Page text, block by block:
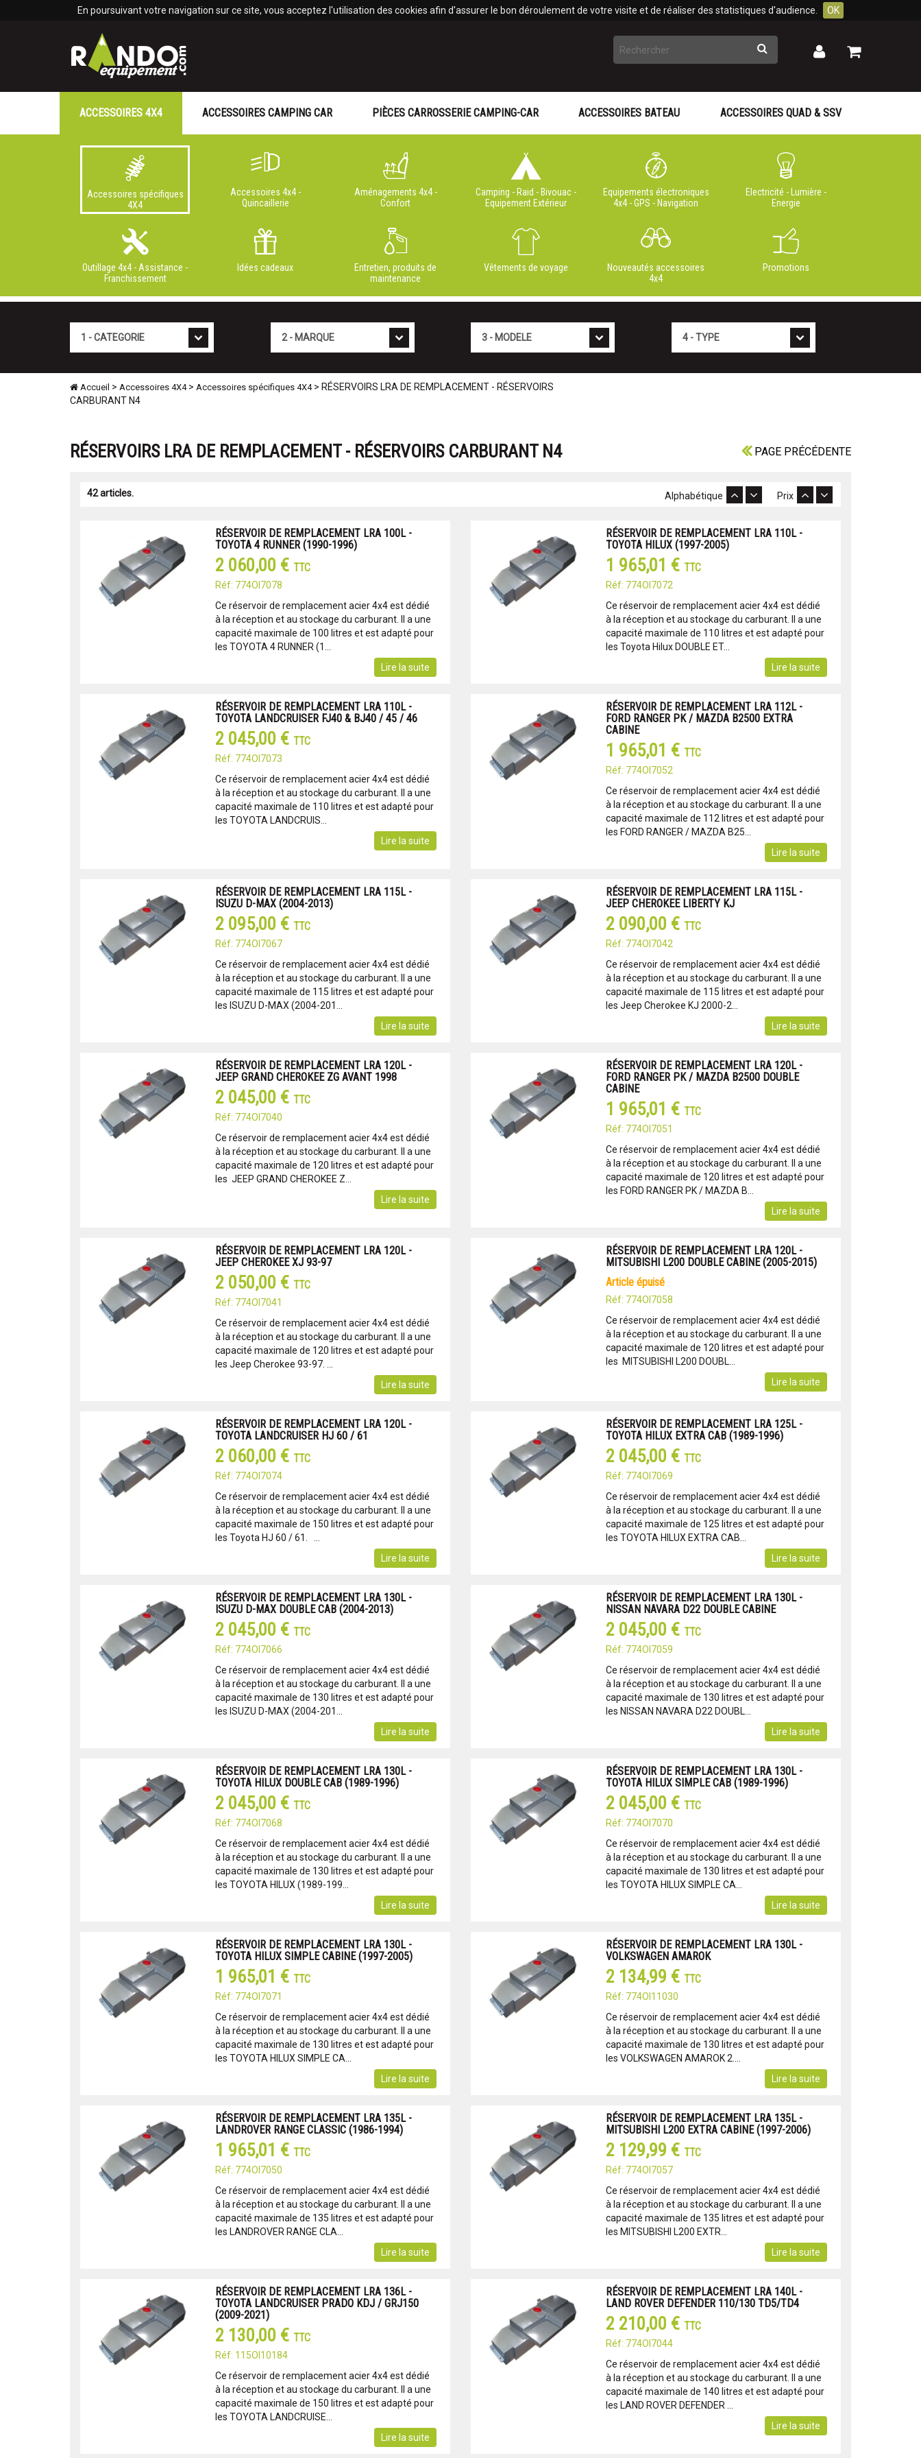
En poursuivant votre navigation sur ce site, vous acceptez l'utilisation des cookies afin d'assurer le bon déroulement de votre visite et de réaliser des statistiques d'audience. OK
Rechercher Mon
Mon
ACCESSOIRES 4X4
Accessoires spécifiques
4X4
Accessoires 4x4 -
Quincaillerie
Aménagements 4x4 -
Confort
Camping - Raid - Bivouac -
Equipement Extérieur
Equipements électroniques
4x4 - GPS - Navigation
Electricité - Lumière -
Energie
Outillage 4x4 - Assistance -
Franchissement
Idées cadeaux
Entretien, produits de
maintenance
Vêtements de voyage
Nouveautés accessoires
4x4
Promotions
ACCESSOIRES CAMPING CAR PIÈCES CARROSSERIE CAMPING-CAR ACCESSOIRES BATEAU ACCESSOIRES QUAD & SSV
Accueil > Accessoires 4X4> Accessoires spécifiques 4X4> RÉSERVOIRS LRA DE REMPLACEMENT - RÉSERVOIRS
CARBURANT N4
PAGE PRÉCÉDENTE
RÉSERVOIRS LRA DE REMPLACEMENT - RÉSERVOIRS CARBURANT N4
42 articles. Prix
Alphabétique
RÉSERVOIR DE REMPLACEMENT LRA 100L -
TOYOTA 4 RUNNER (1990-1996)
2 060,00 € TTC
Réf: 774OI7078
Ce réservoir de remplacement acier 4x4 est dédié
à la réception et au stockage du carburant. Il a une
capacité maximale de 100 litres et est adapté pour
les TOYOTA 4 RUNNER (1...
Lire la suite
RÉSERVOIR DE REMPLACEMENT LRA 110L -
TOYOTA HILUX (1997-2005)
1 965,01 € TTC
Réf: 774OI7072
Ce réservoir de remplacement acier 4x4 est dédié
à la réception et au stockage du carburant. Il a une
capacité maximale de 110 litres et est adapté pour
les Toyota Hilux DOUBLE ET...
Lire la suite
RÉSERVOIR DE REMPLACEMENT LRA 110L -
TOYOTA LANDCRUISER FJ40 & BJ40 / 45 / 46
2 045,00 € TTC
Réf: 774OI7073
Ce réservoir de remplacement acier 4x4 est dédié
à la réception et au stockage du carburant. Il a une
capacité maximale de 110 litres et est adapté pour
les TOYOTA LANDCRUIS...
Lire la suite
RÉSERVOIR DE REMPLACEMENT LRA 112L -
FORD RANGER PK / MAZDA B2500 EXTRA
CABINE
1 965,01 € TTC
Réf: 774OI7052
Ce réservoir de remplacement acier 4x4 est dédié
à la réception et au stockage du carburant. Il a une
capacité maximale de 112 litres et est adapté pour
les FORD RANGER / MAZDA B25...
Lire la suite
RÉSERVOIR DE REMPLACEMENT LRA 115L -
ISUZU D-MAX (2004-2013)
2 095,00 € TTC
Réf: 774OI7067
Ce réservoir de remplacement acier 4x4 est dédié
à la réception et au stockage du carburant. Il a une
capacité maximale de 115 litres et est adapté pour
les ISUZU D-MAX (2004-201...
Lire la suite
RÉSERVOIR DE REMPLACEMENT LRA 115L -
JEEP CHEROKEE LIBERTY KJ
2 090,00 € TTC
Réf: 774OI7042
Ce réservoir de remplacement acier 4x4 est dédié
à la réception et au stockage du carburant. Il a une
capacité maximale de 115 litres et est adapté pour
les Jeep Cherokee KJ 2000-2...
Lire la suite
RÉSERVOIR DE REMPLACEMENT LRA 120L -
JEEP GRAND CHEROKEE ZG AVANT 1998
2 045,00 € TTC
Réf: 774OI7040
Ce réservoir de remplacement acier 4x4 est dédié
à la réception et au stockage du carburant. Il a une
capacité maximale de 120 litres et est adapté pour
les JEEP GRAND CHEROKEE Z...
Lire la suite
RÉSERVOIR DE REMPLACEMENT LRA 120L -
FORD RANGER PK / MAZDA B2500 DOUBLE
CABINE
1 965,01 € TTC
Réf: 774OI7051
Ce réservoir de remplacement acier 4x4 est dédié
à la réception et au stockage du carburant. Il a une
capacité maximale de 120 litres et est adapté pour
les FORD RANGER PK / MAZDA B...
Lire la suite
RÉSERVOIR DE REMPLACEMENT LRA 120L -
JEEP CHEROKEE XJ 93-97
2 050,00 € TTC
Réf: 774OI7041
Ce réservoir de remplacement acier 4x4 est dédié
à la réception et au stockage du carburant. Il a une
capacité maximale de 120 litres et est adapté pour
les Jeep Cherokee 93-97. ...
Lire la suite
RÉSERVOIR DE REMPLACEMENT LRA 120L -
MITSUBISHI L200 DOUBLE CABINE (2005-2015)
article épuisé
Réf: 774OI7058
Ce réservoir de remplacement acier 4x4 est dédié
à la réception et au stockage du carburant. Il a une
capacité maximale de 120 litres et est adapté pour
les MITSUBISHI L200 DOUBL...
Lire la suite
RÉSERVOIR DE REMPLACEMENT LRA 120L -
TOYOTA LANDCRUISER HJ 60 / 61
2 060,00 € TTC
Réf: 774OI7074
Ce réservoir de remplacement acier 4x4 est dédié
à la réception et au stockage du carburant. Il a une
capacité maximale de 150 litres et est adapté pour
les Toyota HJ 60 / 61. ...
Lire la suite
RÉSERVOIR DE REMPLACEMENT LRA 125L -
TOYOTA HILUX EXTRA CAB (1989-1996)
2 045,00 € TTC
Réf: 774OI7069
Ce réservoir de remplacement acier 4x4 est dédié
à la réception et au stockage du carburant. Il a une
capacité maximale de 125 litres et est adapté pour
les TOYOTA HILUX EXTRA CAB...
Lire la suite
RÉSERVOIR DE REMPLACEMENT LRA 130L -
ISUZU D-MAX DOUBLE CAB (2004-2013)
2 045,00 € TTC
Réf: 774OI7066
Ce réservoir de remplacement acier 4x4 est dédié
à la réception et au stockage du carburant. Il a une
capacité maximale de 130 litres et est adapté pour
les ISUZU D-MAX (2004-201...
Lire la suite
RÉSERVOIR DE REMPLACEMENT LRA 130L -
NISSAN NAVARA D22 DOUBLE CABINE
2 045,00 € TTC
Réf: 774OI7059
Ce réservoir de remplacement acier 4x4 est dédié
à la réception et au stockage du carburant. Il a une
capacité maximale de 130 litres et est adapté pour
les NISSAN NAVARA D22 DOUBL...
Lire la suite
RÉSERVOIR DE REMPLACEMENT LRA 130L -
TOYOTA HILUX DOUBLE CAB (1989-1996)
2 045,00 € TTC
Réf: 774OI7068
Ce réservoir de remplacement acier 4x4 est dédié
à la réception et au stockage du carburant. Il a une
capacité maximale de 130 litres et est adapté pour
les TOYOTA HILUX (1989-199...
Lire la suite
RÉSERVOIR DE REMPLACEMENT LRA 130L -
TOYOTA HILUX SIMPLE CAB (1989-1996)
2 045,00 € TTC
Réf: 774OI7070
Ce réservoir de remplacement acier 4x4 est dédié
à la réception et au stockage du carburant. Il a une
capacité maximale de 130 litres et est adapté pour
les TOYOTA HILUX SIMPLE CA...
Lire la suite
RÉSERVOIR DE REMPLACEMENT LRA 130L -
TOYOTA HILUX SIMPLE CABINE (1997-2005)
1 965,01 € TTC
Réf: 774OI7071
Ce réservoir de remplacement acier 4x4 est dédié
à la réception et au stockage du carburant. Il a une
capacité maximale de 130 litres et est adapté pour
les TOYOTA HILUX SIMPLE CA...
Lire la suite
RÉSERVOIR DE REMPLACEMENT LRA 130L -
VOLKSWAGEN AMAROK
2 134,99 € TTC
Réf: 774OI11030
Ce réservoir de remplacement acier 4x4 est dédié
à la réception et au stockage du carburant. Il a une
capacité maximale de 130 litres et est adapté pour
les VOLKSWAGEN AMAROK 2....
Lire la suite
RÉSERVOIR DE REMPLACEMENT LRA 135L -
LANDROVER RANGE CLASSIC (1986-1994)
1 965,01 € TTC
Réf: 774OI7050
Ce réservoir de remplacement acier 4x4 est dédié
à la réception et au stockage du carburant. Il a une
capacité maximale de 135 litres et est adapté pour
les LANDROVER RANGE CLA...
Lire la suite
RÉSERVOIR DE REMPLACEMENT LRA 135L -
MITSUBISHI L200 EXTRA CABINE (1997-2006)
2 129,99 € TTC
Réf: 774OI7057
Ce réservoir de remplacement acier 4x4 est dédié
à la réception et au stockage du carburant. Il a une
capacité maximale de 135 litres et est adapté pour
les MITSUBISHI L200 EXTR...
Lire la suite
RÉSERVOIR DE REMPLACEMENT LRA 136L -
TOYOTA LANDCRUISER PRADO KDJ / GRJ150
(2009-2021)
2 130,00 € TTC
Réf: 115OI10184
Ce réservoir de remplacement acier 4x4 est dédié
à la réception et au stockage du carburant. Il a une
capacité maximale de 150 litres et est adapté pour
les TOYOTA LANDCRUISE...
Lire la suite
RÉSERVOIR DE REMPLACEMENT LRA 140L -
LAND ROVER DEFENDER 110/130 TD5/TD4
2 210,00 € TTC
Réf: 774OI7044
Ce réservoir de remplacement acier 4x4 est dédié
à la réception et au stockage du carburant. Il a une
capacité maximale de 140 litres et est adapté pour
les LAND ROVER DEFENDER ...
Lire la suite
Panneau de gestion des cookies